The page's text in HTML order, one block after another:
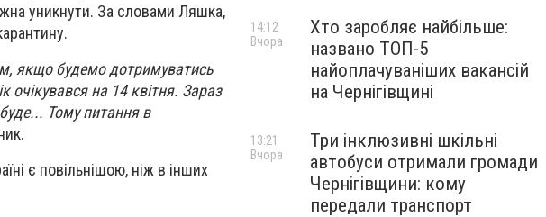
уникнути. За словами Ляшка,
якщо будемо дотримуватись
очікувався на 14 квітня. Зараз
Тому питання в
є повільнішою, ніж в інших
Хто заробляє найбільше:
названо ТОП-5
найоплачуваніших вакансій
на Чернігівщині
14:12
Вчора
Три інклюзивні шкільні
автобуси отримали громади
Чернігівщини: кому
передали транспорт
13:21
Вчора